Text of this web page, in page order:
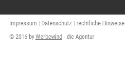
Impressum | Datenschutz | rechtliche Hinweise
© 2016 by Werbewind - die Agentur